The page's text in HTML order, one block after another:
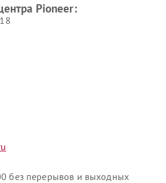
Pioneer:
без перерывов и выходных